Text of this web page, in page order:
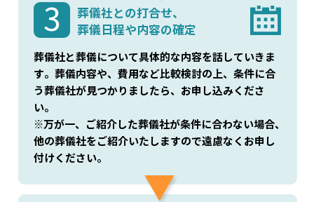
3
葬儀社との打合せ、
葬儀日程や内容の確定
葬儀社と葬儀について具体的な内容を話していきま
す。葬儀内容や、費用など比較検討の上、条件に合
う葬儀社が見つかりましたら、お申し込みくださ
い。
※万が一、ご紹介した葬儀社が条件に合わない場合、
他の葬儀社をご紹介いたしますので遠慮なくお申し
付けください。